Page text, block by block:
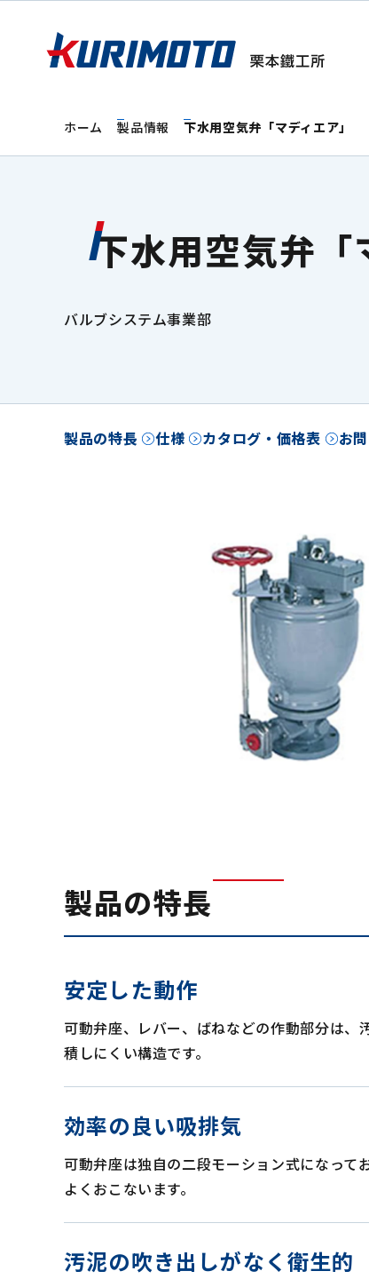
ホーム 製品情報 下水用空気弁「マディエア」
下水用空気弁「
バルブシステム事業部
製品の特長 仕様 カタログ・価格表 お
製品の特長
安定した動作
可動弁座、レバー、ばねなどの作動部分は
積しにくい構造です。
効率の良い吸排気
可動弁座は独自の二段モーション式になっ
よくおこないます。
汚泥の吹き出しがなく衛生的